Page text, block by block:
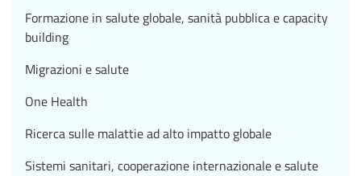
Formazione in salute globale, sanità pubblica e capacity
building
Migrazioni e salute
One Health
Ricerca sulle malattie ad alto impatto globale
Sistemi sanitari, cooperazione internazionale e salute